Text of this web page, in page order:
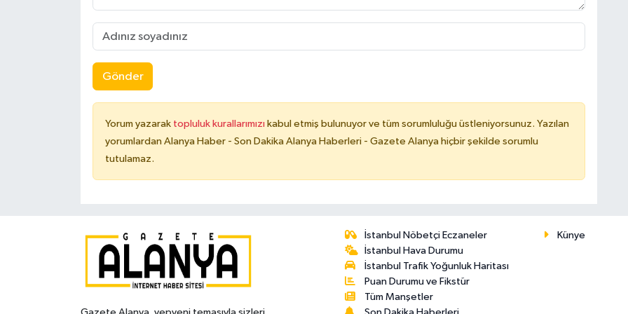
Gönder
Yorum yazarak topluluk kurallarımızı kabul etmiş bulunuyor ve tüm sorumluluğu üstleniyorsunuz. Yazılan
yorumlardan Alanya Haber - Son Dakika Alanya Haberleri - Gazete Alanya hiçbir şekilde sorumlu
tutulamaz.
Gazete Alanya, yepyeni temasıyla sizleri
İstanbul Nöbetçi Eczaneler
İstanbul Hava Durumu
İstanbul Trafik Yoğunluk Haritası
Puan Durumu ve Fikstür
Tüm Manşetler
Künye